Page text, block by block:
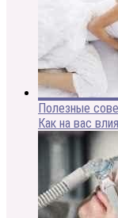
Полезные
Как на вас